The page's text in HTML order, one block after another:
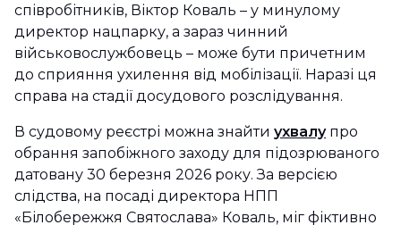
співробітників, Віктор Коваль – у минулому
директор нацпарку, а зараз чинний
військовослужбовець – може бути причетним
до сприяння ухилення від мобілізації. Наразі ця
справа на стадії досудового розслідування.
В судовому реєстрі можна знайти ухвалупро
обрання запобіжного заходу для підозрюваного
датовану 30 березня 2026 року. За версією
слідства, на посаді директора НПП
«Білобережжя Святослава» Коваль, міг фіктивно